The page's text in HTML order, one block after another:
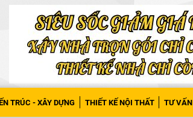
TRÚC - XÂY DỰNG THIẾT KẾ NỘI THẤT TƯ